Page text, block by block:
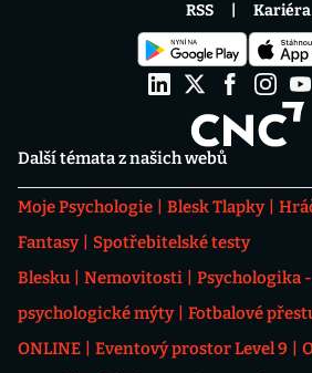
Další témata z našich webů
Moje Psychologie Blesk Tlapky
Fantasy
Spotřebitelské testy
Blesku
Nemovitosti
Psychologika
psychologické mýty
Fotbalové
ONLINE
Eventový prostor Level 9
RSS Kariéra